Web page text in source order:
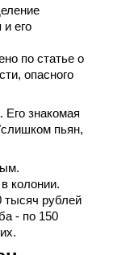
его
по статье о
опасного
Его знакомая
пьян,
колонии.
тысяч рублей
- по 150